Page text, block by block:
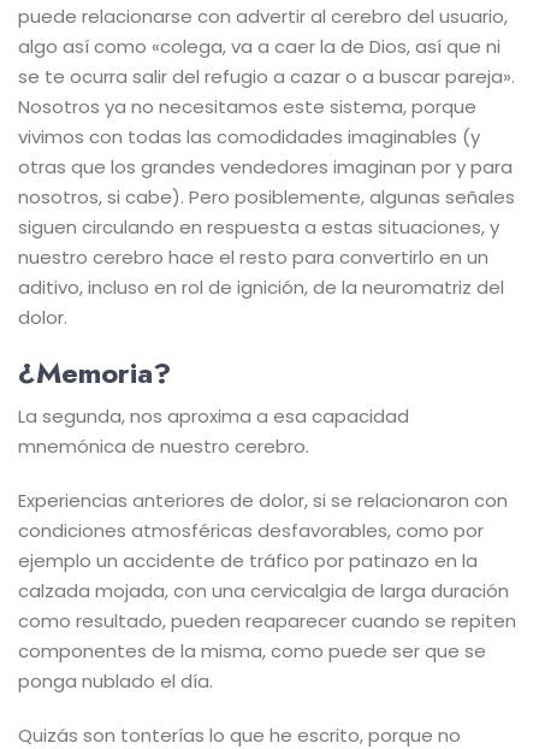
puede relacionarse con advertir al cerebro del usuario,
algo así como «colega, va a caer la de Dios, así que ni
se te ocurra salir del refugio a cazar o a buscar pareja».
Nosotros ya no necesitamos este sistema, porque
vivimos con todas las comodidades imaginables (y
otras que los grandes vendedores imaginan por y para
nosotros, si cabe). Pero posiblemente, algunas señales
siguen circulando en respuesta a estas situaciones, y
nuestro cerebro hace el resto para convertirlo en un
aditivo, incluso en rol de ignición, de la neuromatriz del
dolor.
¿Memoria?
La segunda, nos aproxima a esa capacidad
mnemónica de nuestro cerebro.
Experiencias anteriores de dolor, si se relacionaron con
condiciones atmosféricas desfavorables, como por
ejemplo un accidente de tráfico por patinazo en la
calzada mojada, con una cervicalgia de larga duración
como resultado, pueden reaparecer cuando se repiten
componentes de la misma, como puede ser que se
ponga nublado el día.
Quizás son tonterías lo que he escrito, porque no